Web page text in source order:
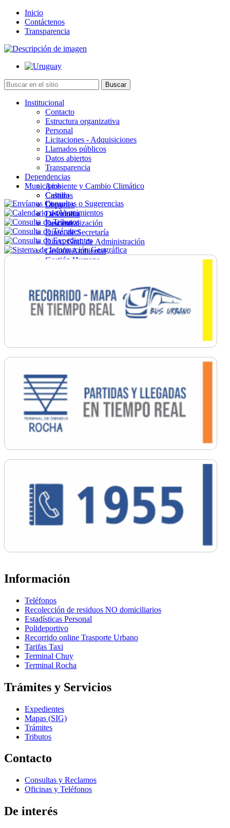
Inicio
Contáctenos
Transparencia
Institucional
Contacto
Estructura organizativa
Personal
Licitaciones - Adquisiciones
Llamados públicos
Datos abiertos
Transparencia
Dependencias
Ambiente y Cambio Climático
Cultura
Deportes
Desarrollo
Descentralización
Direc. de Secretaría
Direc. Gral. de Administración
Gestión Ambiental
Gestión Humana
Ordenamiento
Promoción Social
Salud
Secretaría General
Municipios
Castillos
Chuy
La Paloma
Lascano
Información
Teléfonos
Recolección de residuos NO domiciliarios
Estadísticas Personal
Polideportivo
Recorrido online Trasporte Urbano
Tarifas Taxi
Terminal Chuy
Terminal Rocha
Trámites y Servicios
Expedientes
Mapas (SIG)
Trámites
Tributos
Contacto
Consultas y Reclamos
Oficinas y Teléfonos
De interés